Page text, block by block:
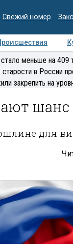
Свежий номер
Интервью
меньше на 409
в России
закрепить на
шанс
для